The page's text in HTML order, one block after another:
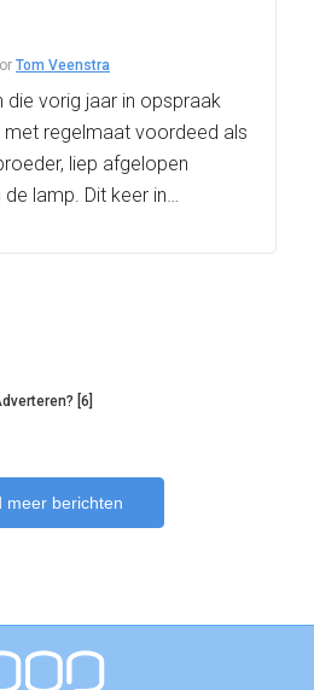
Tom Veenstra
die vorig jaar in opspraak
regelmaat voordeed als
liep afgelopen
lamp. Dit keer in…
[6]
meer berichten